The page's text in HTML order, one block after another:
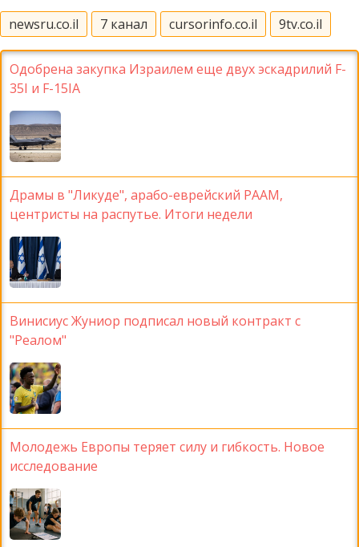
newsru.co.il 7 канал cursorinfo.co.il 9tv.co.il
Одобрена закупка Израилем еще двух эскадрилий F-
35I и F-15IA
Драмы в "Ликуде", арабо-еврейский РААМ,
центристы на распутье. Итоги недели
Винисиус Жуниор подписал новый контракт с
"Реалом"
Молодежь Европы теряет силу и гибкость. Новое
исследование